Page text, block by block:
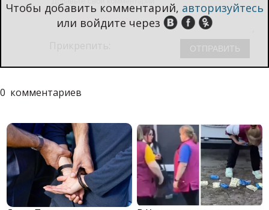
Чтобы добавить комментарий, авторизуйтесь
или войдите через
0 комментариев